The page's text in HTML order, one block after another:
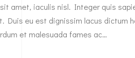
amet, iaculis nisl. Integer quis
Duis eu est dignissim lacus dictum
et malesuada fames ac…